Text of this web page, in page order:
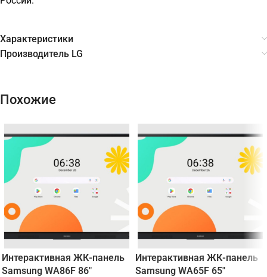
Характеристики
Производитель LG
Похожие
Интерактивная ЖК-панель
Samsung WA86F 86"
Интерактивная ЖК-панель
Samsung WA65F 65"